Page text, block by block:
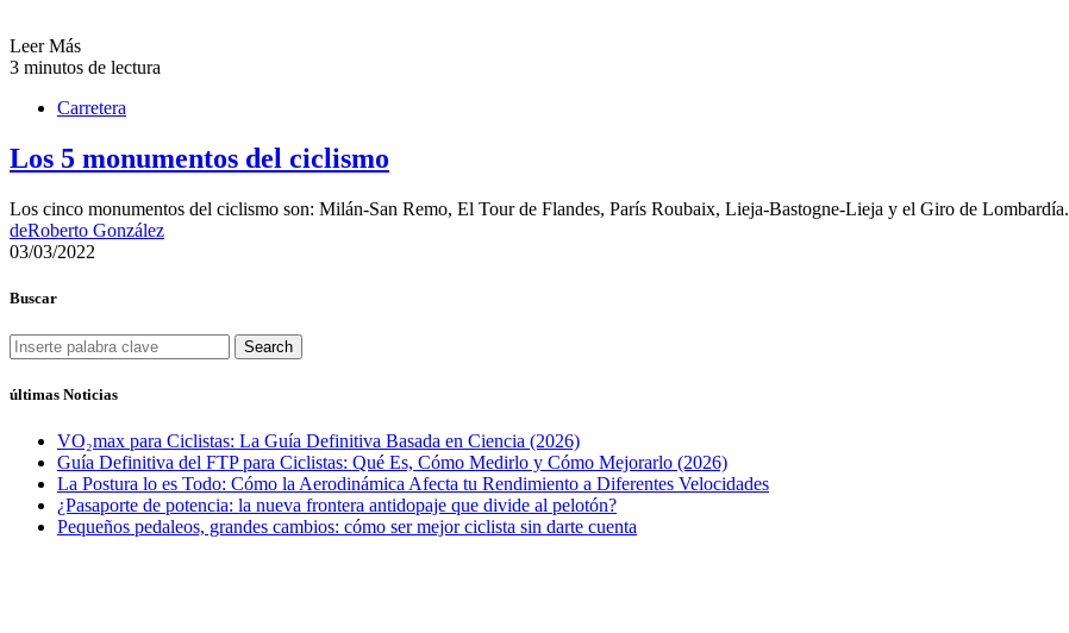
Leer Más
3 minutos de lectura
Carretera
Los 5 monumentos del ciclismo
Los cinco monumentos del ciclismo son: Milán-San Remo, El Tour de Flandes, París Roubaix, Lieja-Bastogne-Lieja y el Giro de Lombardía.
deRoberto González
03/03/2022
Buscar
Search
últimas Noticias
VO₂max para Ciclistas: La Guía Definitiva Basada en Ciencia (2026)
Guía Definitiva del FTP para Ciclistas: Qué Es, Cómo Medirlo y Cómo Mejorarlo (2026)
La Postura lo es Todo: Cómo la Aerodinámica Afecta tu Rendimiento a Diferentes Velocidades
¿Pasaporte de potencia: la nueva frontera antidopaje que divide al pelotón?
Pequeños pedaleos, grandes cambios: cómo ser mejor ciclista sin darte cuenta